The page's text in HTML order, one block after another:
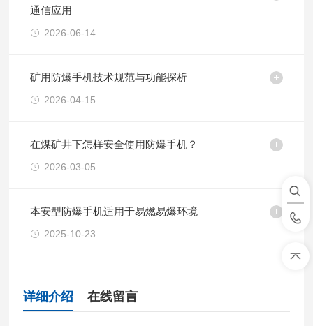
通信应用
2026-06-14
矿用防爆手机技术规范与功能探析
2026-04-15
在煤矿井下怎样安全使用防爆手机？
2026-03-05
本安型防爆手机适用于易燃易爆环境
2025-10-23
详细介绍 在线留言